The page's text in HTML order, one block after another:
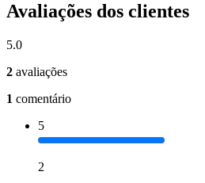
Avaliações dos clientes
5.0
2 avaliações
1 comentário
5
2